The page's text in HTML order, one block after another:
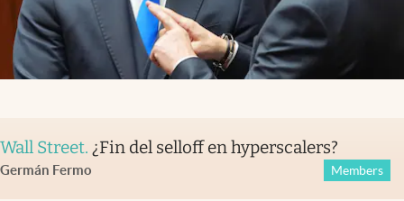
Wall Street. ¿Fin del selloff en hyperscalers?
Germán Fermo Members